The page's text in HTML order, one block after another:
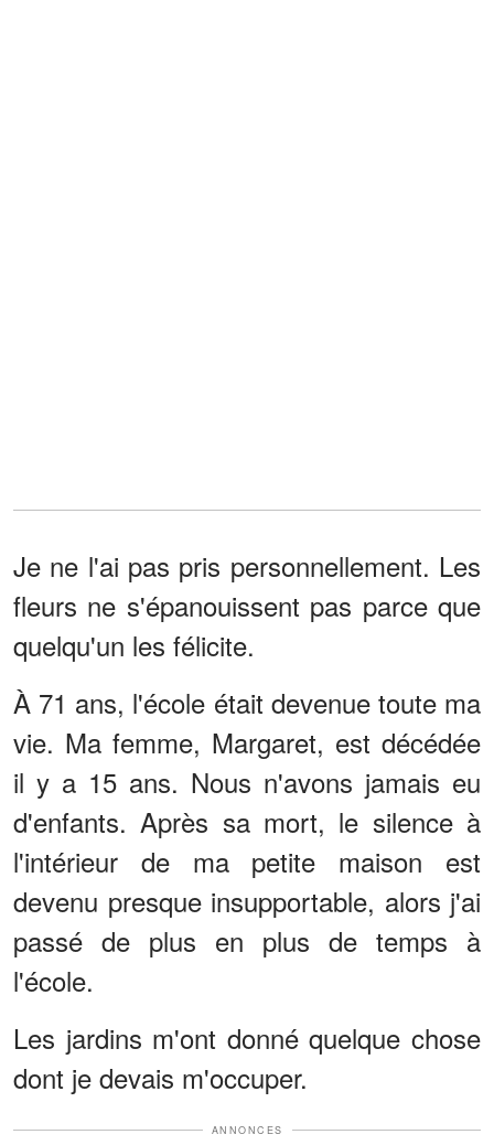
Je ne l'ai pas pris personnellement. Les
fleurs ne s'épanouissent pas parce que
quelqu'un les félicite.
À 71 ans, l'école était devenue toute ma
vie. Ma femme, Margaret, est décédée
il y a 15 ans. Nous n'avons jamais eu
d'enfants. Après sa mort, le silence à
l'intérieur de ma petite maison est
devenu presque insupportable, alors j'ai
passé de plus en plus de temps à
l'école.
Les jardins m'ont donné quelque chose
dont je devais m'occuper.
ANNONCES